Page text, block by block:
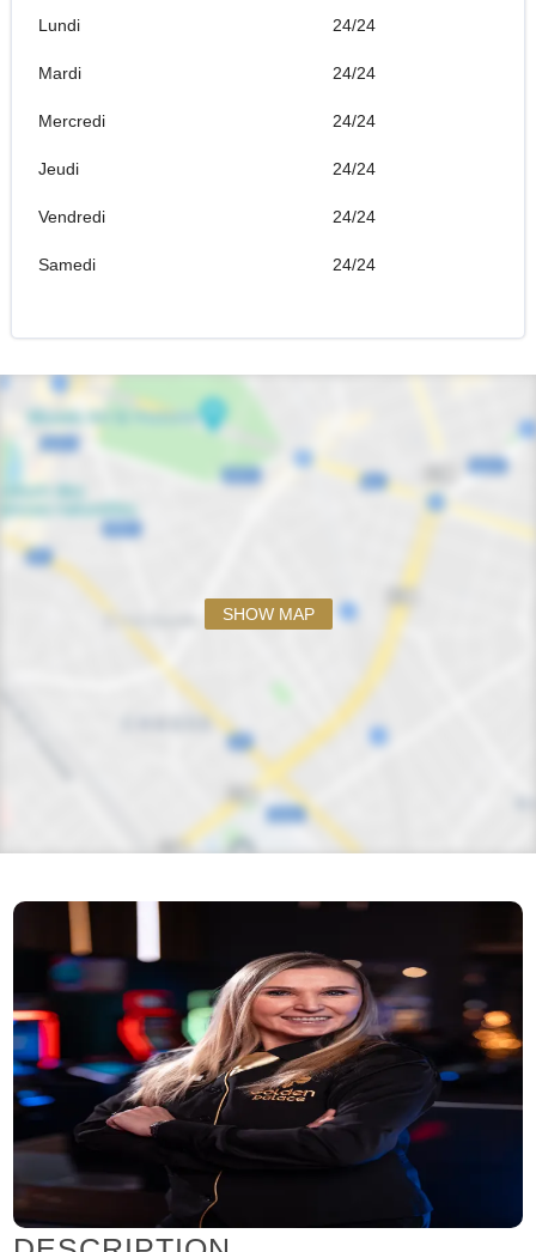
Lundi 24/24
Mardi 24/24
Mercredi 24/24
Jeudi 24/24
Vendredi 24/24
Samedi 24/24
SHOW MAP